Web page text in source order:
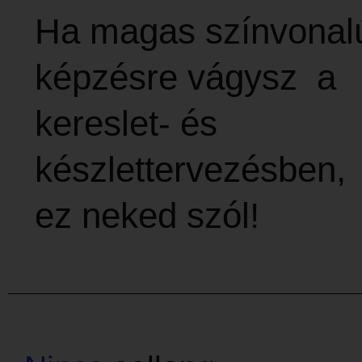
Ha magas
képzésre vágysz a
kereslet- és
készlettervezésben,
ez neked szól!